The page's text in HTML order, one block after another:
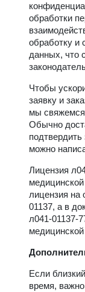
обработки
обработку и
данных, что
Чтобы
заявку и
мы
Обычно
можно
Лицензия
лицензия на
01137, а в
л041-01137-
Если
время,